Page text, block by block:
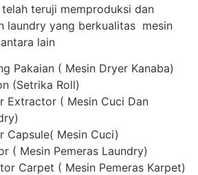
teruji memproduksi dan
laundry yang berkualitas mesin
lain
Pakaian ( Mesin Dryer Kanaba)
(Setrika Roll)
Extractor ( Mesin Cuci Dan
Capsule( Mesin Cuci)
( Mesin Pemeras Laundry)
Carpet ( Mesin Pemeras Karpet)